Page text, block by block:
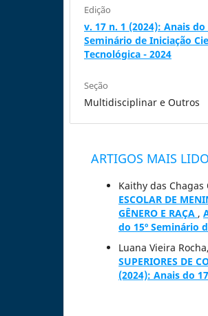
Edição
v. 17 n. 1 (2024): Anais do
Seminário de Iniciação
Tecnológica - 2024
Seção
Multidisciplinar e Outros
ARTIGOS MAIS
Kaithy das
ESCOLAR DE
GÊNERO E RAÇA ,
do 15º Seminário
Luana Vieira
SUPERIORES DE
(2024): Anais do